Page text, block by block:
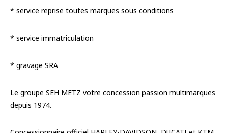
* service reprise toutes marques sous conditions
* service immatriculation
* gravage SRA
Le groupe SEH METZ votre concession passion multimarques
depuis 1974.